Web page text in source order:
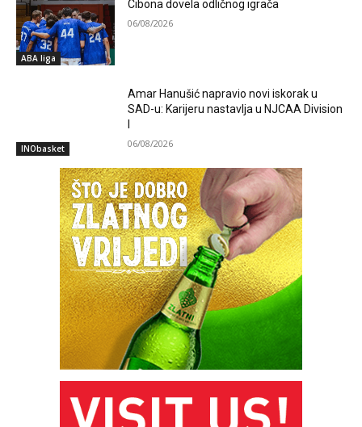
ABA liga
Cibona dovela odličnog igrača
06/08/2026
INObasket
Amar Hanušić napravio novi iskorak u
SAD-u: Karijeru nastavlja u NJCAA Division
06/08/2026